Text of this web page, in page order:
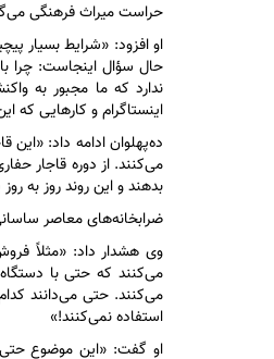
حراست میراث فرهنگی
او افزود: «شرایط بسیار
حال سؤال اینجاست: چرا
ندارد که ما مجبور به
اینستاگرام و کار‌هایی که
ده‌پهلوان ادامه داد:
می‌کنند. از دوره قاجار
بدهند و این روند روز به
ضرابخانه‌های معاصر
وی هشدار داد: «مثلاً
می‌کنند که حتی با
می‌کنند. حتی می‌دانند
استفاده نمی‌کنند!»
او گفت: «این موضوع